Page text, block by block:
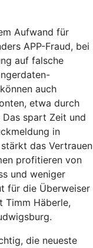
Aufwand für
APP-Fraud, bei
auf falsche
auch
etwa durch
spart Zeit und
in
das Vertrauen
profitieren von
und weniger
für die Überweiser
Timm Häberle,
die neueste